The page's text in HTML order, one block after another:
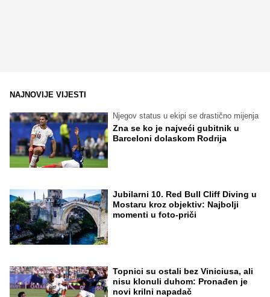
NAJNOVIJE VIJESTI
Njegov status u ekipi se drastično mijenja
Zna se ko je najveći gubitnik u
Barceloni dolaskom Rodrija
Jubilarni 10. Red Bull Cliff Diving u
Mostaru kroz objektiv: Najbolji
momenti u foto-priči
Topnici su ostali bez Viniciusa, ali
nisu klonuli duhom: Pronađen je
novi krilni napadač